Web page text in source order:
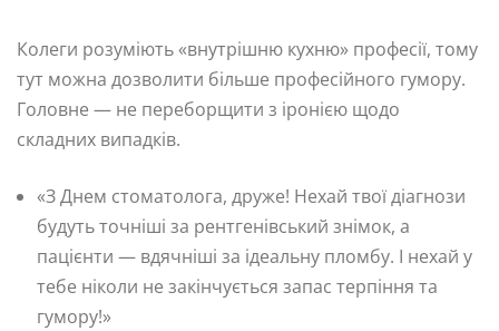
Колеги розуміють «внутрішню кухню» професії, тому
тут можна дозволити більше професійного гумору.
Головне — не переборщити з іронією щодо
складних випадків.
«З Днем стоматолога, друже! Нехай твої діагнози
будуть точніші за рентгенівський знімок, а
пацієнти — вдячніші за ідеальну пломбу. І нехай у
тебе ніколи не закінчується запас терпіння та
гумору!»